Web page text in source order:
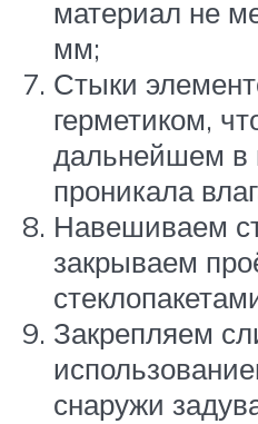
материал не
мм;
Стыки
герметиком,
дальнейшем в
проникала
Навешиваем
закрываем
Закрепляем
снаружи